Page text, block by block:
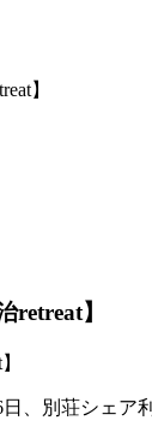
】
retreat】
、別荘シェ